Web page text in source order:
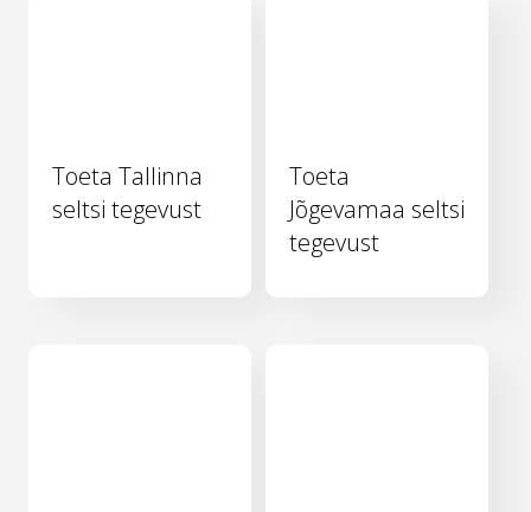
Toeta Tallinna
seltsi tegevust
Toeta
Jõgevamaa seltsi
tegevust